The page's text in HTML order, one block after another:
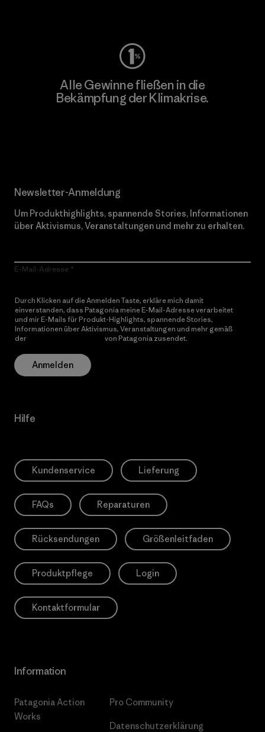
Alle Gewinne fließen in die
Bekämpfung der Klimakrise.
Newsletter-Anmeldung
Um Produkthighlights, spannende Stories, Informationen
über Aktivismus, Veranstaltungen und mehr zu erhalten.
E-Mail-Adresse
Durch Klicken auf die Anmelden Taste, erkläre mich damit
einverstanden, dass Patagonia meine E-Mail-Adresse verarbeitet
und mir E-Mails für Produkt-Highlights, spannende Stories,
Informationen über Aktivismus, Veranstaltungen und mehr gemäß
der
von Patagonia zusendet.
Anmelden
Hilfe
Kundenservice Lieferung
FAQs Reparaturen
Rücksendungen Größenleitfaden
Produktpflege Login
Kontaktformular
Information
Patagonia Action
Works
Pro Community
Datenschutzerklärung